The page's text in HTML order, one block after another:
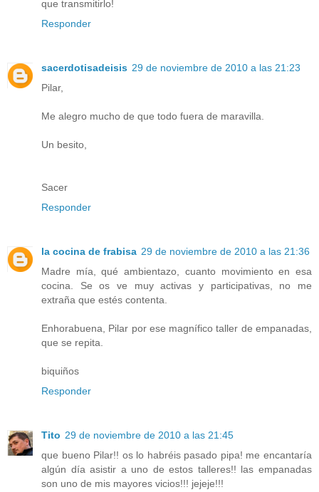
que transmitirlo!
Responder
sacerdotisadeisis 29 de noviembre de 2010 a las 21:23
Pilar,
Me alegro mucho de que todo fuera de maravilla.
Un besito,
Sacer
Responder
la cocina de frabisa 29 de noviembre de 2010 a las 21:36
Madre mía, qué ambientazo, cuanto movimiento en esa
cocina. Se os ve muy activas y participativas, no me
extraña que estés contenta.
Enhorabuena, Pilar por ese magnífico taller de empanadas,
que se repita.
biquiños
Responder
Tito 29 de noviembre de 2010 a las 21:45
que bueno Pilar!! os lo habréis pasado pipa! me encantaría
algún día asistir a uno de estos talleres!! las empanadas
son uno de mis mayores vicios!!! jejeje!!!